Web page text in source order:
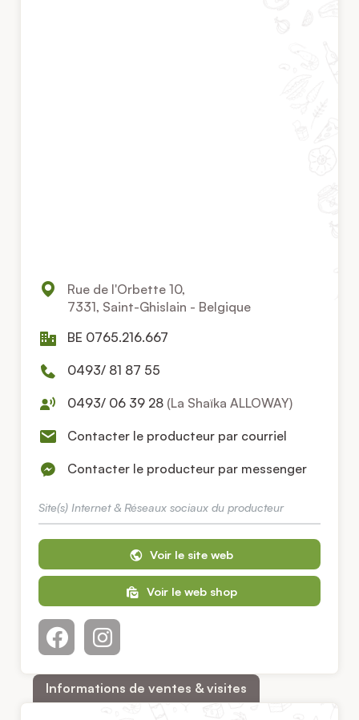
Rue de l'Orbette 10,
7331, Saint-Ghislain - Belgique
BE 0765.216.667
0493/ 81 87 55
0493/ 06 39 28 (La Shaïka ALLOWAY)
Contacter le producteur par courriel
Contacter le producteur par messenger
Site(s) Internet & Réseaux sociaux du producteur
Voir le site web
Voir le web shop
Informations de ventes & visites